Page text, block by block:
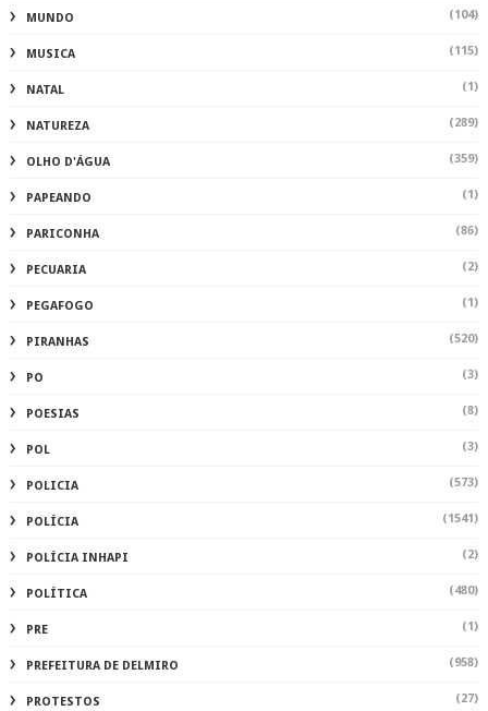
MUNDO (104)
MUSICA (115)
NATAL (1)
NATUREZA (289)
OLHO D'ÁGUA (359)
PAPEANDO (1)
PARICONHA (86)
PECUARIA (2)
PEGAFOGO (1)
PIRANHAS (520)
PO (3)
POESIAS (8)
POL (3)
POLICIA (573)
POLÍCIA (1541)
POLÍCIA INHAPI (2)
POLÍTICA (480)
PRE (1)
PREFEITURA DE DELMIRO (958)
PROTESTOS (27)